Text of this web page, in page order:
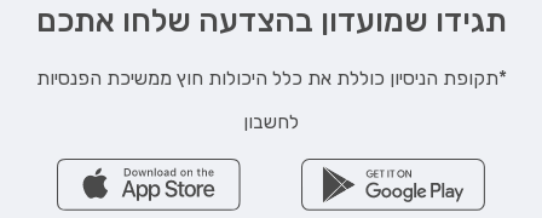
תגידו שמועדון בהצדעה שלחו אתכם
*תקופת הניסיון כוללת את כלל היכולות חוץ ממשיכת הפנסיות
לחשבון